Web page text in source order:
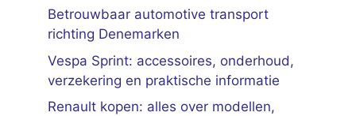
Betrouwbaar automotive transport
richting Denemarken
Vespa Sprint: accessoires, onderhoud,
verzekering en praktische informatie
Renault kopen: alles over modellen,